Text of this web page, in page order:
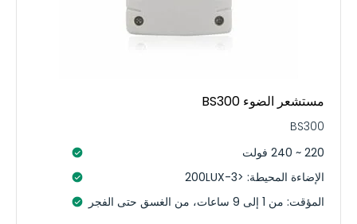
مستشعر الضوء BS300
BS300
220 ~ 240 فولت
الإضاءة المحيطة: <3-200LUX
المؤقت: من 1 إلى 9 ساعات، من الغسق حتى الفجر